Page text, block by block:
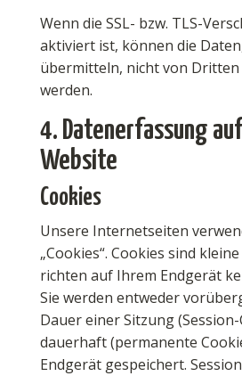
Wenn die SSL- bzw. TLS-
aktiviert ist, können die
übermitteln, nicht von
werden.
4. Datenerfassung
Website
Cookies
Unsere Internetseiten
„Cookies“. Cookies sind
richten auf Ihrem Endgerät
Sie werden entweder
Dauer einer Sitzung
dauerhaft (permanente
Endgerät gespeichert.